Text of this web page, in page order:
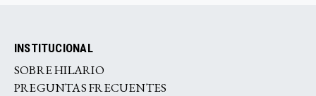
INSTITUCIONAL
SOBRE HILARIO
PREGUNTAS FRECUENTES